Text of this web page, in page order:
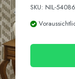
SKU: NIL-54086